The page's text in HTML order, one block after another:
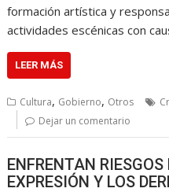
formación artística y
actividades escénicas con
LEER MÁS
Cultura, Gobierno, Otros
Dejar un comentario
ENFRENTAN
EXPRESIÓN Y LOS